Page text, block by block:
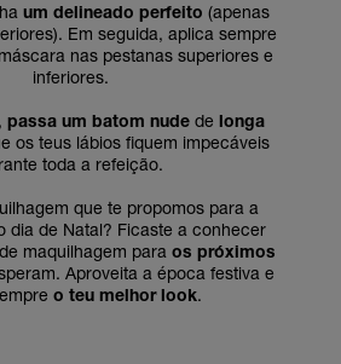
um delineado perfeito (apenas
Em seguida, aplica sempre
nas pestanas superiores e
inferiores.
passa um batom nude de longa
os teus lábios fiquem impecáveis
toda a refeição.
que te propomos para a
dia de Natal? Ficaste a conhecer
maquilhagem para os próximos
Aproveita a época festiva e
o teu melhor look.